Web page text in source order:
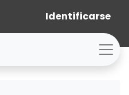
Identificarse